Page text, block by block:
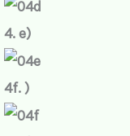
4. e)
4f. )